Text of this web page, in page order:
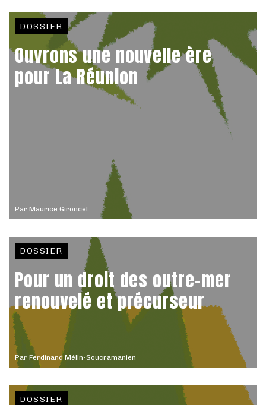
Par Maurice Gironcel
DOSSIER
Ouvrons une nouvelle ère
pour La Réunion
Par Ferdinand Mélin-Soucramanien
DOSSIER
Pour un droit des outre-mer
renouvelé et précurseur
DOSSIER